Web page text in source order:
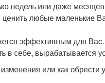
недель или даже
ценить любые маленькие
эффективным для
в себе, вырабатывается
или как обрести